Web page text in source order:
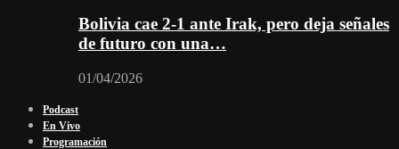
Bolivia cae 2-1 ante Irak, pero deja señales
de futuro con una…
01/04/2026
Podcast
En Vivo
Programación